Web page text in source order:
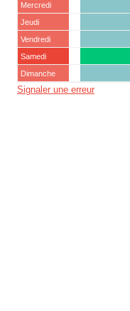
Mercredi
Jeudi
Vendredi
Samedi
Dimanche
Signaler une erreur